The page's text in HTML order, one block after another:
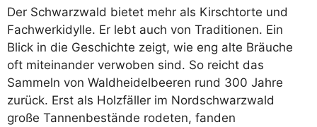
Der Schwarzwald bietet mehr als Kirschtorte und
Fachwerkidylle. Er lebt auch von Traditionen. Ein
Blick in die Geschichte zeigt, wie eng alte Bräuche
oft miteinander verwoben sind. So reicht das
Sammeln von Waldheidelbeeren rund 300 Jahre
zurück. Erst als Holzfäller im Nordschwarzwald
große Tannenbestände rodeten, fanden